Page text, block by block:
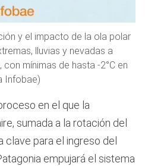
y el impacto de la ola polar
lluvias y nevadas a
mínimas de hasta -2°C en
Infobae)
en el que la
sumada a la rotación del
clave para el ingreso del
empujará el sistema